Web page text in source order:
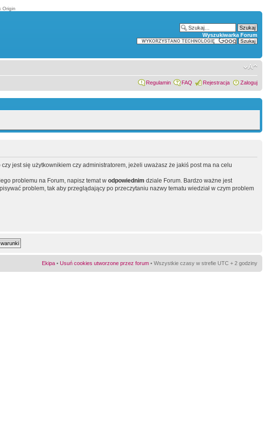
Origin
Wyszukiwarka Forum
Regulamin FAQ Rejestracja Zaloguj
jest się użytkownikiem czy administratorem, jeżeli uważasz że jakiś post ma na celu
problemu na Forum, napisz temat w odpowiednim dziale Forum. Bardzo ważne jest
problem, tak aby przeglądający po przeczytaniu nazwy tematu wiedział w czym problem
Ekipa • Usuń cookies utworzone przez forum • Wszystkie czasy w strefie UTC + 2 godziny